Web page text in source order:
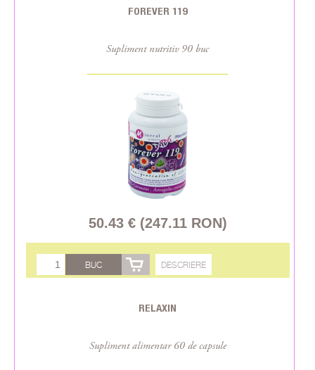
FOREVER 119
Supliment nutritiv 90 buc
50.43 € (247.11 RON)
BUC DESCRIERE
RELAXIN
Supliment alimentar 60 de capsule